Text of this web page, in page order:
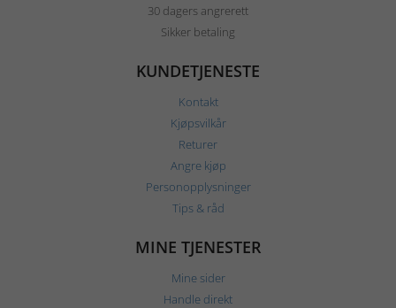
30 dagers angrerett
Sikker betaling
KUNDETJENESTE
Kontakt
Kjøpsvilkår
Returer
Angre kjøp
Personopplysninger
Tips & råd
MINE TJENESTER
Mine sider
Handle direkt